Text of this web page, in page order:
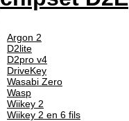
Argon 2
D2lite
D2pro v4
DriveKey
Wasabi Zero
Wasp
Wiikey 2
Wiikey 2 en 6 fils